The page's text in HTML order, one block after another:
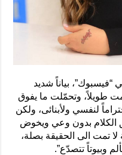
بياناً شديد
طويلاً، وتحمّلت ما يفوق
لنفسي ولأبنائى، ولكن
الكلام بدون وعي ويخوض
تمت الى الحقيقة بصلة،
وبيوتاً تتصدّع”.